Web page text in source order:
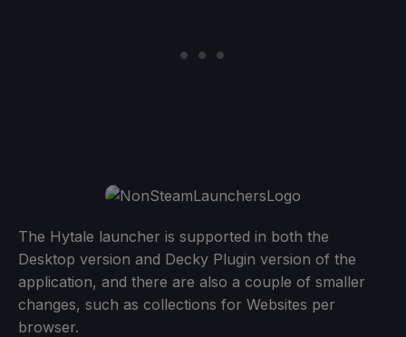
The Hytale launcher is supported in both the
Desktop version and Decky Plugin version of the
application, and there are also a couple of smaller
changes, such as collections for Websites per
browser.